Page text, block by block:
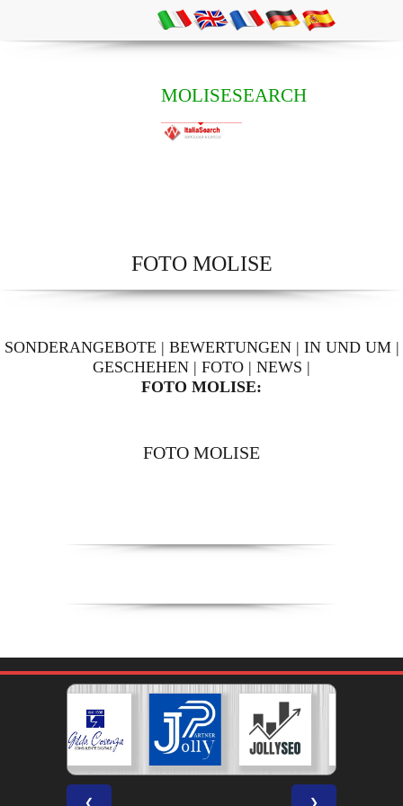
MOLISESEARCH
FOTO MOLISE
SONDERANGEBOTE | BEWERTUNGEN| IN UND UM|
GESCHEHEN | FOTO | NEWS |
FOTO MOLISE:
FOTO MOLISE
❮ ❯